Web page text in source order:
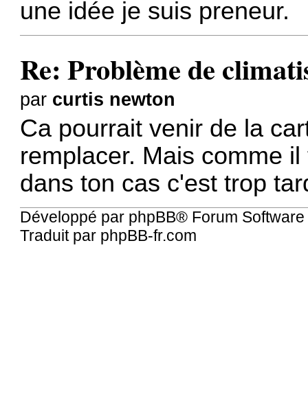
une idée je suis preneur.
Re: Problème de
par curtis newton
Ca pourrait venir de la
remplacer. Mais comme
dans ton cas c'est trop
Développé par phpBB® Forum
Traduit par phpBB-fr.com